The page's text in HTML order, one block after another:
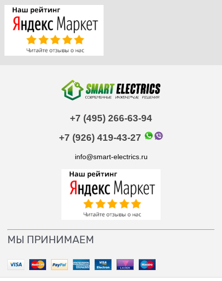
+7 (495) 266-63-94
+7 (926) 419-43-27
info@smart-electrics.ru
МЫ ПРИНИМАЕМ